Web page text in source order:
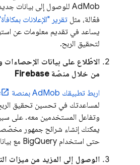
AdMob للوصول إلى بيانات
فعّالة، مثل تقرير "الإعلانات
يساعد في تقديم معلومات عن
لتحقيق الربح.
الاطّلاع على بيانات الإحصاءات
من خلال منصّة Firebase
اربط تطبيقك AdMob بمنصة Firebase
لمساعدتك في تحسين تحقيق
وتفاعل المستخدمين معه. على
يمكنك إنشاء شرائح جمهور
حتى استخدام BigQuery مع بيانات الإحصاءات.
الوصول إلى المزيد من ميزات